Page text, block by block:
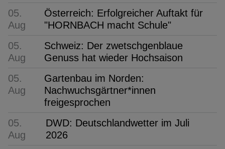
05.
Aug
Österreich: Erfolgreicher Auftakt für
"HORNBACH macht Schule"
05.
Aug
Schweiz: Der zwetschgenblaue
Genuss hat wieder Hochsaison
05.
Aug
Gartenbau im Norden:
Nachwuchsgärtner*innen
freigesprochen
05.
Aug
DWD: Deutschlandwetter im Juli
2026